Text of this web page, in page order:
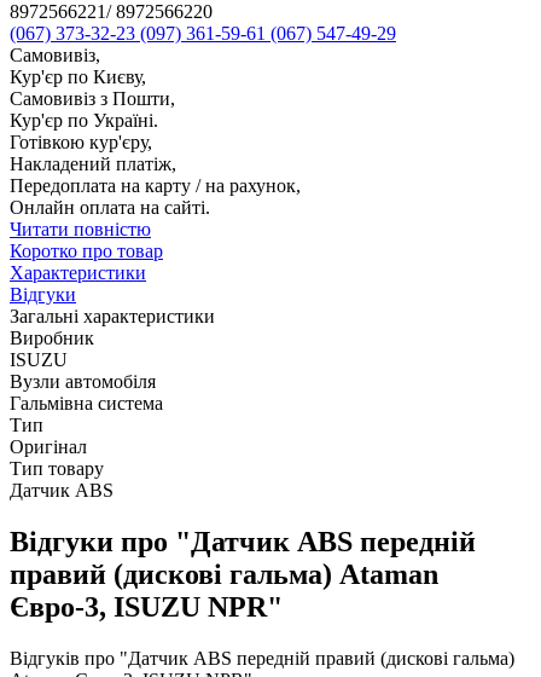
8972566221/ 8972566220
(067) 373-32-23 (097) 361-59-61 (067) 547-49-29
Самовивіз,
Кур'єр по Києву,
Самовивіз з Пошти,
Кур'єр по Україні.
Готівкою кур'єру,
Накладений платіж,
Передоплата на карту / на рахунок,
Онлайн оплата на сайті.
Читати повністю
Коротко про товар
Характеристики
Відгуки
Загальні характеристики
Виробник
ISUZU
Вузли автомобіля
Гальмівна система
Тип
Оригінал
Тип товару
Датчик ABS
Відгуки про "Датчик АВS передній
правий (дискові гальма) Ataman
Євро-3, ISUZU NPR"
Відгуків про "Датчик АВS передній правий (дискові гальма)